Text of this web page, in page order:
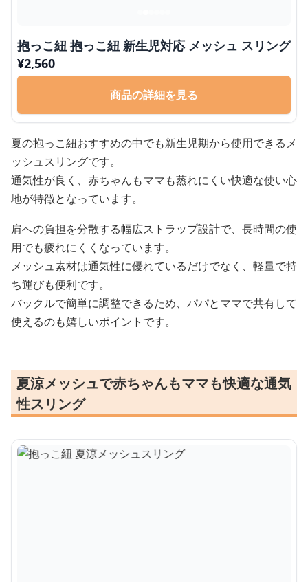
抱っこ紐 抱っこ紐 新生児対応 メッシュ スリング
¥2,560
商品の詳細を見る
夏の抱っこ紐おすすめの中でも新生児期から使用できるメ
ッシュスリングです。
通気性が良く、赤ちゃんもママも蒸れにくい快適な使い心
地が特徴となっています。
肩への負担を分散する幅広ストラップ設計で、長時間の使
用でも疲れにくくなっています。
メッシュ素材は通気性に優れているだけでなく、軽量で持
ち運びも便利です。
バックルで簡単に調整できるため、パパとママで共有して
使えるのも嬉しいポイントです。
夏涼メッシュで赤ちゃんもママも快適な通気
性スリング